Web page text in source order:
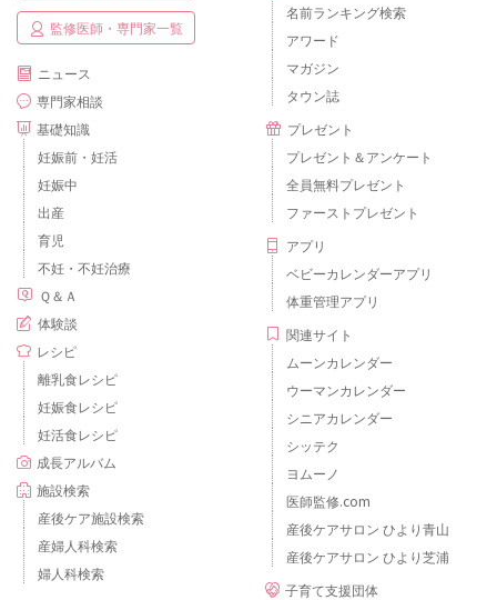
監修医師・専門家一覧
ニュース
専門家相談
基礎知識
妊娠前・妊活
妊娠中
出産
育児
不妊・不妊治療
Ｑ＆Ａ
体験談
レシピ
離乳食レシピ
妊娠食レシピ
妊活食レシピ
成長アルバム
施設検索
産後ケア施設検索
産婦人科検索
婦人科検索
名前ランキング検索
アワード
マガジン
タウン誌
プレゼント
プレゼント＆アンケート
全員無料プレゼント
ファーストプレゼント
アプリ
ベビーカレンダーアプリ
体重管理アプリ
関連サイト
ムーンカレンダー
ウーマンカレンダー
シニアカレンダー
シッテク
ヨムーノ
医師監修.com
産後ケアサロン ひより青山
産後ケアサロン ひより芝浦
子育て支援団体